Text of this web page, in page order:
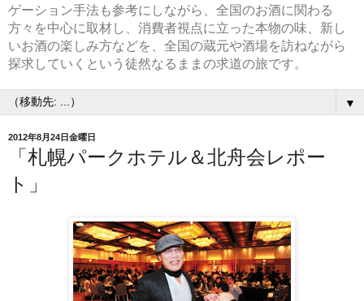
ゲーション手法も参考にしながら、全国のお酒に関わる
方々を中心に取材し、消費者視点に立った本物の味、新し
いお酒の楽しみ方などを、全国の蔵元や酒場を訪ねながら
探求していくという徒然なるままの求道の旅です。
▼
2012年8月24日金曜日
「札幌パークホテル＆北舟会レポー
ト」